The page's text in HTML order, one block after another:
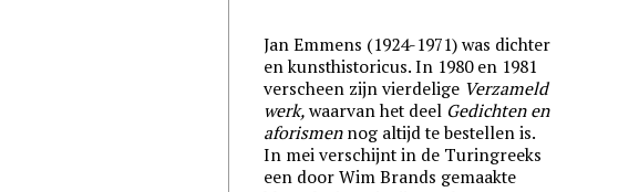
Jan Emmens (1924-1971) was dichter
en kunsthistoricus. In 1980 en 1981
verscheen zijn vierdelige Verzameld
werk, waarvan het deel Gedichten en
aforismennog altijd te bestellen is.
In mei verschijnt in de Turingreeks
een door Wim Brands gemaakte